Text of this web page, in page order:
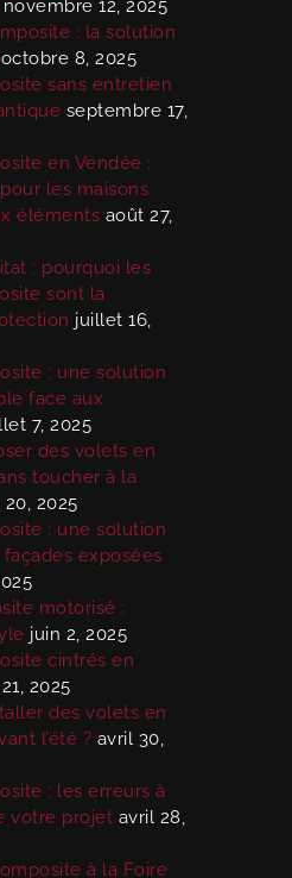
novembre 12, 2025
: la solution
octobre 8, 2025
sans entretien
septembre 17,
en Vendée :
les maisons
éléments août 27,
: pourquoi les
sont la
juillet 16,
: une solution
face aux
7, 2025
des volets en
toucher à la
20, 2025
: une solution
exposées
motorisé :
juin 2, 2025
cintrés en
2025
des volets en
l’été ? avril 30,
: les erreurs à
votre projet avril 28,
à la Foire